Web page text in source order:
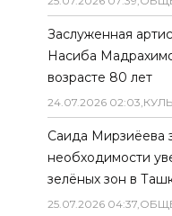
Заслуженная
Насиба
возрасте 80 лет
24.07.2026 02:03,
Саида Мирзиёева
необходимости
зелёных зон в
25.07.2026 04:37,